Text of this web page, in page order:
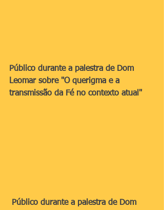
Público durante a palestra de Dom
Leomar sobre "O querigma e a
transmissão da Fé no contexto atual"
Público durante a palestra de Dom